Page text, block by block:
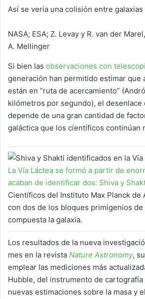
Así se vería una colisión entre
NASA; ESA; Z. Levay y R. van der
A. Mellinger
Si bien las observaciones con
generación han permitido estimar que
están en “ruta de acercamiento”
kilómetros por segundo), el desenlace
depende de una gran cantidad de
galáctica que los científicos continúan
La Vía Láctea se formó a partir de
acaban de identificar dos: Shiva y
Científicos del Instituto Max Planck de
con dos de los bloques primigenios
compuesta la galaxia.
Los resultados de la nueva
mes en la revista Nature Astronomy,
emplear las mediciones más
Hubble, del instrumento de cartografía
nuevas estimaciones sobre la masa y